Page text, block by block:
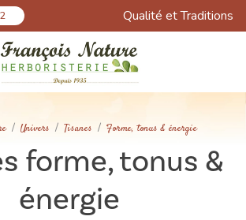
Qualité et Traditions
Univers Tisanes Forme, tonus & énergie
forme, tonus &
énergie
cookies